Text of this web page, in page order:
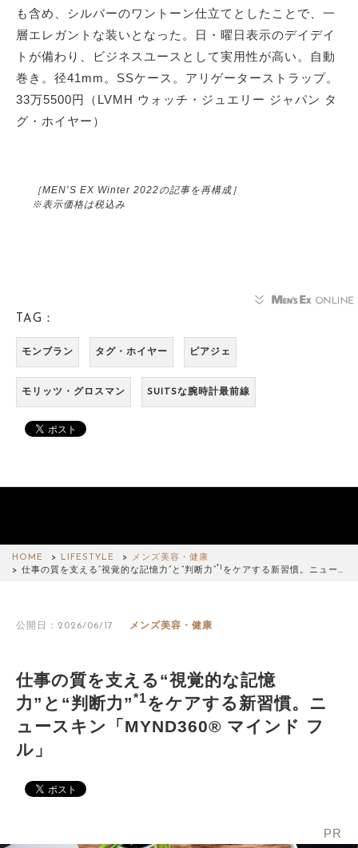
も含め、シルバーのワントーン仕立てとしたことで、一
層エレガントな装いとなった。日・曜日表示のデイデイ
トが備わり、ビジネスユースとして実用性が高い。自動
巻き。径41mm。SSケース。アリゲーターストラップ。
33万5500円（LVMH ウォッチ・ジュエリー ジャパン タ
グ・ホイヤー）
［MEN’S EX Winter 2022の記事を再構成］
※表示価格は税込み
TAG：
モンブラン タグ・ホイヤー ピアジェ
モリッツ・グロスマン SUITSな腕時計最前線
HOME LIFESTYLE
メンズ美容・健康
仕事の質を支える“視覚的な記憶力”と“判断力”*1 をケアする新習慣。ニュー…
公開日：2026/06/17 メンズ美容・健康
仕事の質を支える“視覚的な記憶
力”と“判断力”*1をケアする新習慣。ニ
ュースキン「MYND360® マインド フ
ル」
PR